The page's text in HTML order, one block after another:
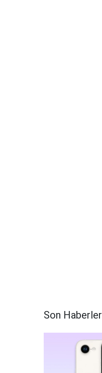
Son Haberler